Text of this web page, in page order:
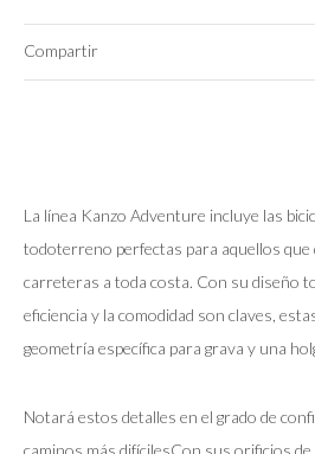
Compartir
La línea Kanzo Adventure incluye las
todoterreno perfectas para aquellos que
carreteras a toda costa. Con su diseño
eficiencia y la comodidad son claves,
geometría específica para grava y una
Notará estos detalles en el grado de